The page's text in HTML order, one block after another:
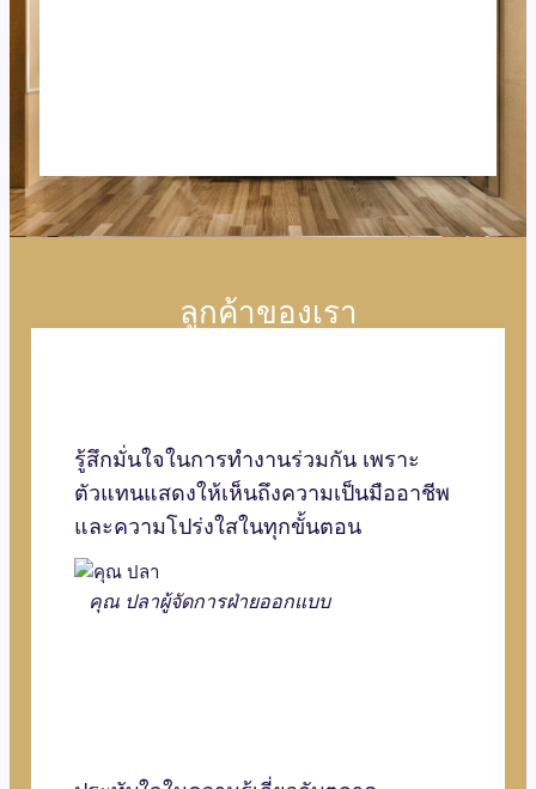
ลูกค้าของเรา
รู้สึกมั่นใจในการทำงานร่วมกัน เพราะ
ตัวแทนแสดงให้เห็นถึงความเป็นมืออาชีพ
และความโปร่งใสในทุกขั้นตอน
คุณ ปลาผู้จัดการฝ่ายออกแบบ